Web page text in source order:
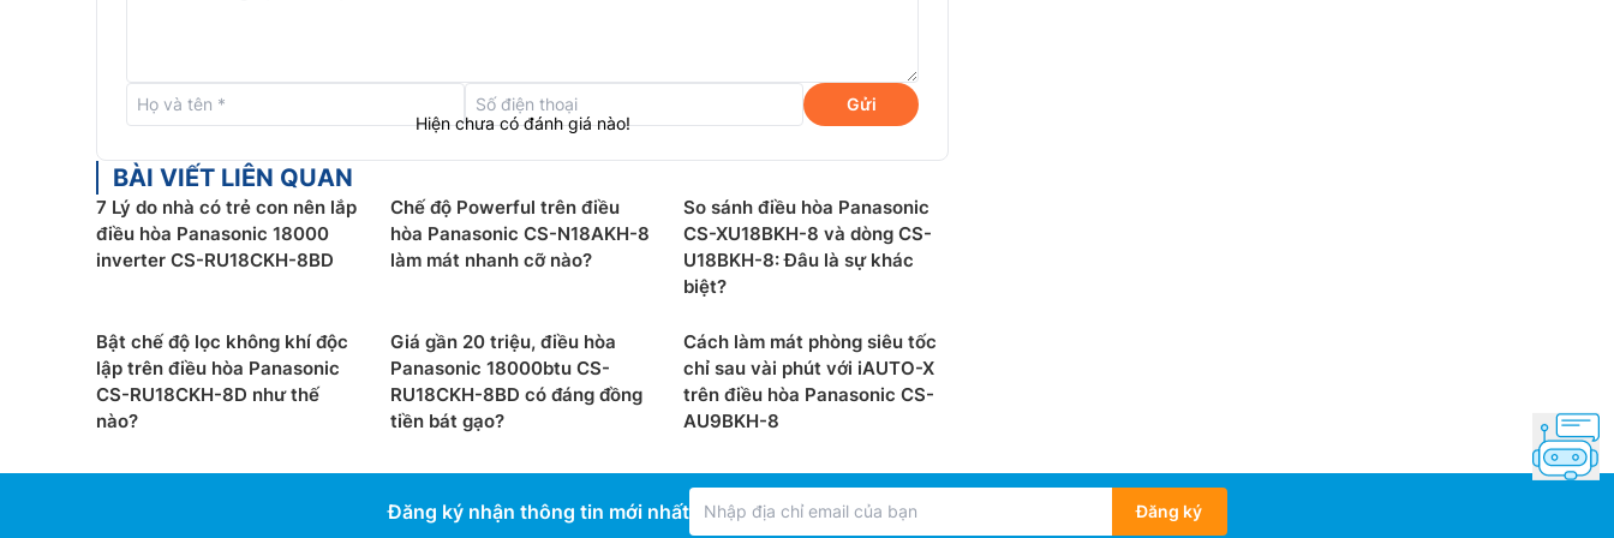
Công nghệ Nanoe-G
Điều hòa Panasonic 9000btuCS-N9AKH-8 được trang bị công nghệ lọc không khí Nanoe-G
có hiệu quả trong việc loại bỏ 99% các hạt bụi. Nanoe-G giải phóng ra các ion âm để bắt giữ
các hạt bụi có kích thước nhỏ như PM 2.5, đưa chúng trở lại bộ lọc giúp mang lại không gian
Gửi
Hiện chưa có đánh giá nào!
BÀI VIẾT LIÊN QUAN
7 Lý do nhà có trẻ con nên lắp
điều hòa Panasonic 18000
inverter CS-RU18CKH-8BD
Chế độ Powerful trên điều
hòa Panasonic CS-N18AKH-8
làm mát nhanh cỡ nào?
So sánh điều hòa Panasonic
CS-XU18BKH-8 và dòng CS-
U18BKH-8: Đâu là sự khác
biệt?
Bật chế độ lọc không khí độc
lập trên điều hòa Panasonic
CS-RU18CKH-8D như thế
nào?
Giá gần 20 triệu, điều hòa
Panasonic 18000btu CS-
RU18CKH-8BD có đáng đồng
tiền bát gạo?
Cách làm mát phòng siêu tốc
chỉ sau vài phút với iAUTO-X
trên điều hòa Panasonic CS-
AU9BKH-8
Đăng ký nhận thông tin mới nhất Đăng ký